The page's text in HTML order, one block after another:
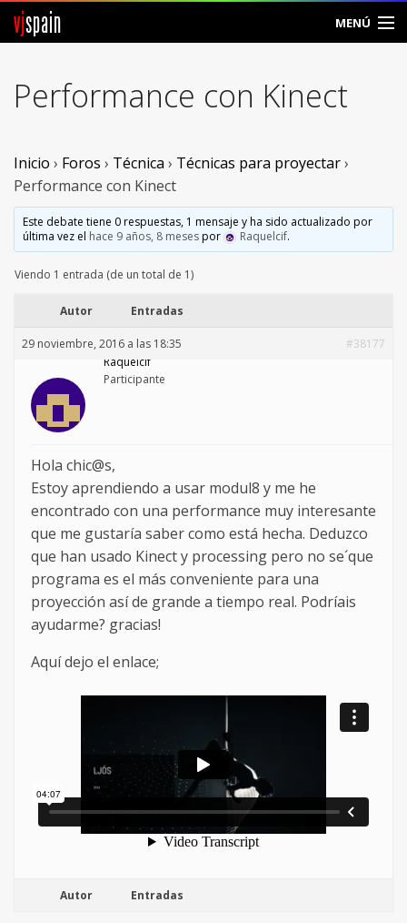
vjspain MENÚ
Foros
Vjspain
Ayuda
Contacto
Performance con Kinect
Inicio › Foros › Técnica › Técnicas para proyectar›
Performance con Kinect
Este debate tiene 0 respuestas, 1 mensaje y ha sido actualizado por
última vez el hace 9 años, 8 mesespor Raquelcif.
Viendo 1 entrada (de un total de 1)
Autor Entradas
29 noviembre, 2016 a las 18:35
#38177
Raquelcif
Participante
Hola chic@s,
Estoy aprendiendo a usar modul8 y me he
encontrado con una performance muy interesante
que me gustaría saber como está hecha. Deduzco
que han usado Kinect y processing pero no se´que
programa es el más conveniente para una
proyección así de grande a tiempo real. Podríais
ayudarme? gracias!
Aquí dejo el enlace;
Autor Entradas